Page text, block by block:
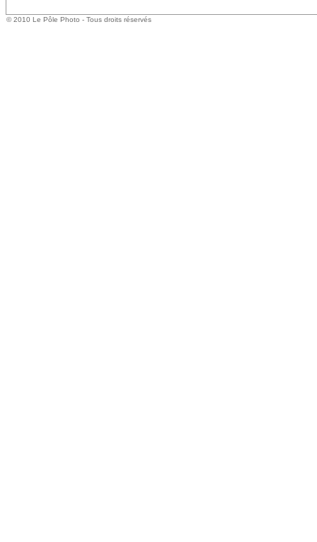
© 2010 Le Pôle Photo - Tous droits réservés